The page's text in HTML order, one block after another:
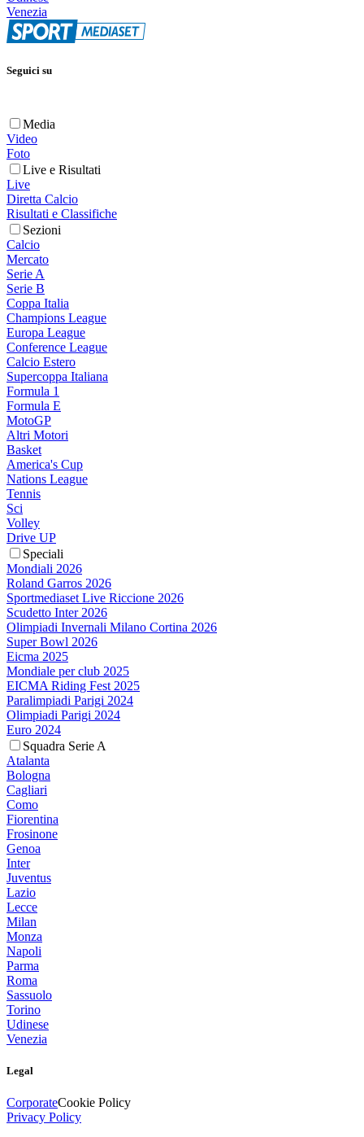
Venezia
Seguici su
Media
Video
Foto
Live e Risultati
Live
Diretta Calcio
Risultati e Classifiche
Sezioni
Calcio
Mercato
Serie A
Serie B
Coppa Italia
Champions League
Europa League
Conference League
Calcio Estero
Supercoppa Italiana
Formula 1
Formula E
MotoGP
Altri Motori
Basket
America's Cup
Nations League
Tennis
Sci
Volley
Drive UP
Speciali
Mondiali 2026
Roland Garros 2026
Sportmediaset Live Riccione 2026
Scudetto Inter 2026
Olimpiadi Invernali Milano Cortina 2026
Super Bowl 2026
Eicma 2025
Mondiale per club 2025
EICMA Riding Fest 2025
Paralimpiadi Parigi 2024
Olimpiadi Parigi 2024
Euro 2024
Squadra Serie A
Atalanta
Bologna
Cagliari
Como
Fiorentina
Frosinone
Genoa
Inter
Juventus
Lazio
Lecce
Milan
Monza
Napoli
Parma
Roma
Sassuolo
Torino
Udinese
Venezia
Legal
CorporateCookie Policy
Privacy Policy